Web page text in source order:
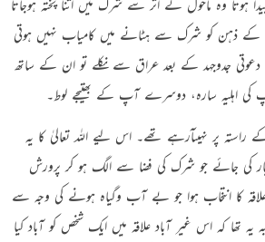
ذہن کو شرک سے ہٹانے میں کامیاب نہیں ہوتی
جدوجہد کے بعد عراق سے نکلے تو ان کے ساتھ
اہلیہ سارہ، دوسرے آپ کے بھتیجے لوط۔
پر نہیںآرہے تھے۔ اس ليے اللہ تعالیٰ کا یہ
کی جائے جو شرک کی فضا سے الگ ہو کر پرورش
کا انتخاب ہوا جو بے آب وگیاہ ہونے کی وجہ سے
یہ تھا کہ اس غیر آباد علاقہ میں ایک شخص کو آباد کیا